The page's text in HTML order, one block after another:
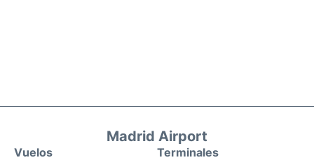
Madrid Airport
Vuelos
Terminales